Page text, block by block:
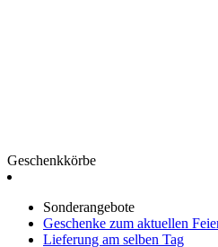
Geschenkkörbe
Sonderangebote
Geschenke zum aktuellen
Lieferung am selben Tag